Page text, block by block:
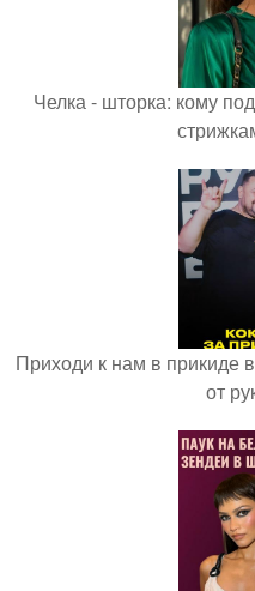
Челка - шторка: кому
Приходи к нам в прикиде
от